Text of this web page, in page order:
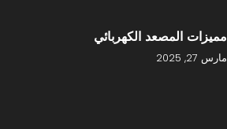
مميزات المصعد الكهربائي
مارس 27, 2025